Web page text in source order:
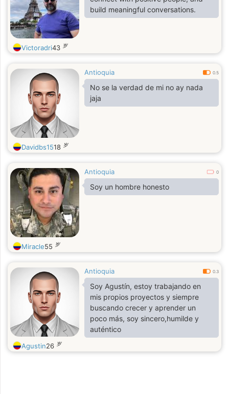
build meaningful conversations.
Victoradri43 岁
Antioquia 0.5
No se la verdad de mi no ay nada
jaja
Davidbs1518 岁
Antioquia 0
Soy un hombre honesto
Miracle55 岁
Antioquia 0.3
Soy Agustín, estoy trabajando en
mis propios proyectos y siempre
buscando crecer y aprender un
poco más, soy sincero,humilde y
auténtico
Agustin26 岁